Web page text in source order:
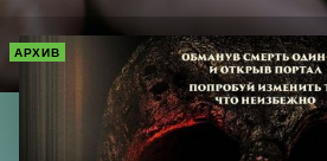
АРХИВ